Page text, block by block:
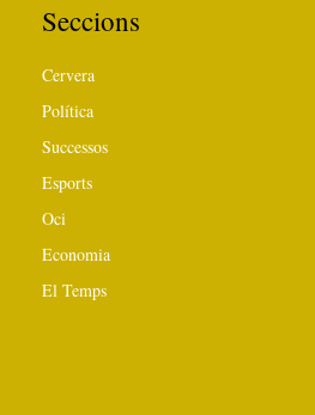
Seccions
Cervera
Política
Successos
Esports
Oci
Economia
El Temps